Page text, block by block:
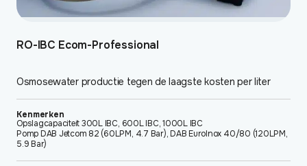
RO-IBC Ecom-Professional
Osmosewater productie tegen de laagste kosten per liter
Kenmerken
Opslagcapaciteit 300L IBC, 600L IBC, 1000L IBC
Pomp DAB Jetcom 82 (60LPM, 4.7 Bar), DAB EuroInox 40/80 (120LPM,
5.9 Bar)